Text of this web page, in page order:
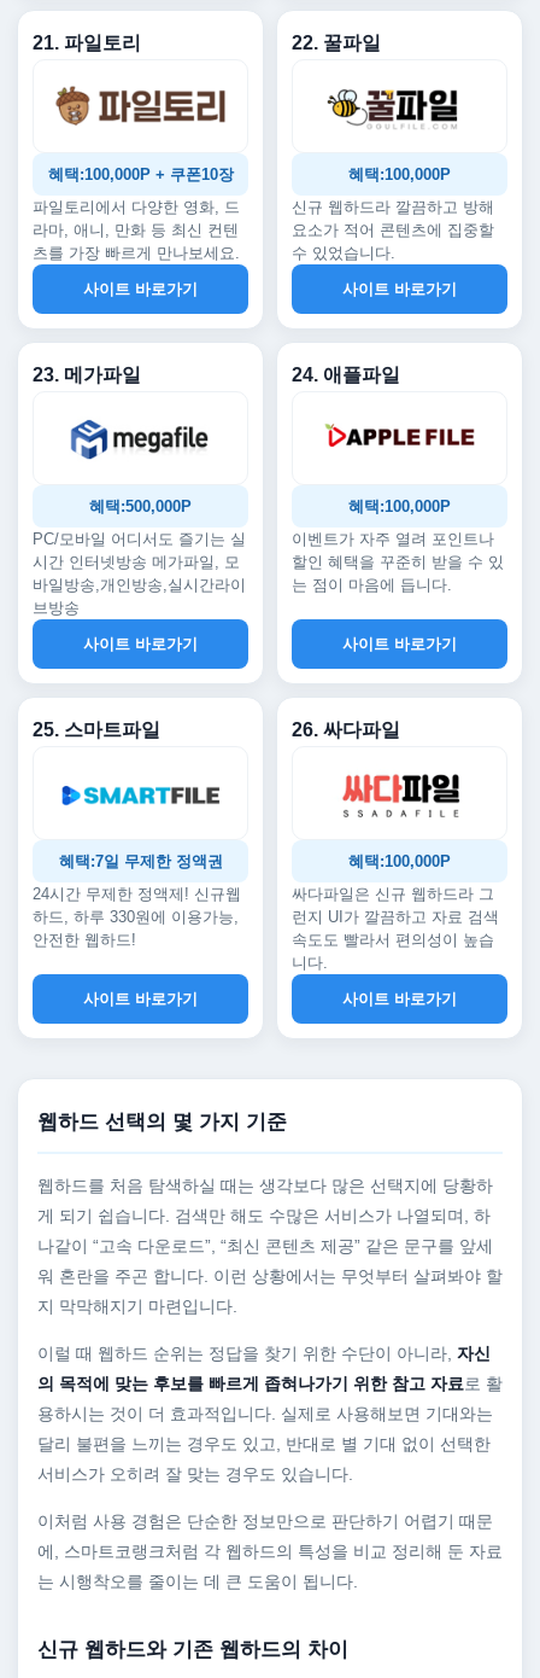
21. 파일토리
혜택:100,000P + 쿠폰10장
파일토리에서 다양한 영화, 드
라마, 애니, 만화 등 최신 컨텐
츠를 가장 빠르게 만나보세요.
사이트 바로가기
22. 꿀파일
혜택:100,000P
신규 웹하드라 깔끔하고 방해
요소가 적어 콘텐츠에 집중할
수 있었습니다.
사이트 바로가기
23. 메가파일
혜택:500,000P
PC/모바일 어디서도 즐기는 실
시간 인터넷방송 메가파일, 모
바일방송,개인방송,실시간라이
브방송
사이트 바로가기
24. 애플파일
혜택:100,000P
이벤트가 자주 열려 포인트나
할인 혜택을 꾸준히 받을 수 있
는 점이 마음에 듭니다.
사이트 바로가기
25. 스마트파일
혜택:7일 무제한 정액권
24시간 무제한 정액제! 신규웹
하드, 하루 330원에 이용가능,
안전한 웹하드!
사이트 바로가기
26. 싸다파일
혜택:100,000P
싸다파일은 신규 웹하드라 그
런지 UI가 깔끔하고 자료 검색
속도도 빨라서 편의성이 높습
니다.
사이트 바로가기
웹하드 선택의 몇 가지 기준
웹하드를 처음 탐색하실 때는 생각보다 많은 선택지에 당황하
게 되기 쉽습니다. 검색만 해도 수많은 서비스가 나열되며, 하
나같이 “고속 다운로드”, “최신 콘텐츠 제공” 같은 문구를 앞세
워 혼란을 주곤 합니다. 이런 상황에서는 무엇부터 살펴봐야 할
지 막막해지기 마련입니다.
이럴 때 웹하드 순위는 정답을 찾기 위한 수단이 아니라, 자신
의 목적에 맞는 후보를 빠르게 좁혀나가기 위한 참고 자료로 활
용하시는 것이 더 효과적입니다. 실제로 사용해보면 기대와는
달리 불편을 느끼는 경우도 있고, 반대로 별 기대 없이 선택한
서비스가 오히려 잘 맞는 경우도 있습니다.
이처럼 사용 경험은 단순한 정보만으로 판단하기 어렵기 때문
에, 스마트코랭크처럼 각 웹하드의 특성을 비교 정리해 둔 자료
는 시행착오를 줄이는 데 큰 도움이 됩니다.
신규 웹하드와 기존 웹하드의 차이